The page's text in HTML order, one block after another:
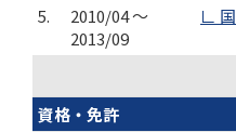
5.
2010/04 ～
2013/09
∟
資格・免許